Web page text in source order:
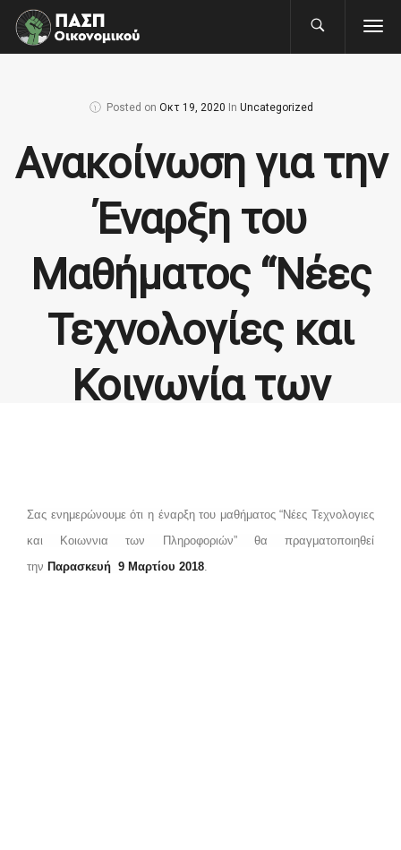
Posted on Οκτ 19, 2020 In Uncategorized
Ανακοίνωση για την
Έναρξη του
Μαθήματος “Νέες
Τεχνολογίες και
Κοινωνία των
by admin
Σας ενημερώνουμε ότι η έναρξη του μαθήματος “Νέες Τεχνολογιες
και Κοιωννια των Πληροφοριών” θα πραγματοποιηθεί
την Παρασκευή 9 Μαρτίου 2018.